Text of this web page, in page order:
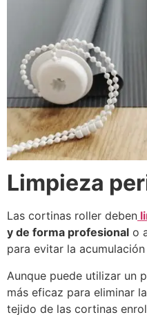
Limpieza
Las cortinas roller deben
y de forma profesional o
para evitar la
Aunque puede utilizar un
más eficaz para eliminar
tejido de las cortinas